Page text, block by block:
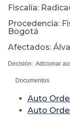
Fiscalía:
Procedencia:
Bogotá
Afectados:
Decisión: Adicionar
Documentos
Auto
Auto